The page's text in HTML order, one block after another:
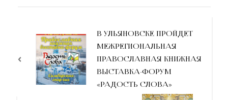
В УЛЬЯНОВСКЕ ПРОЙДЕТ
МЕЖРЕГИОНАЛЬНАЯ
ПРАВОСЛАВНАЯ КНИЖНАЯ
ВЫСТАВКА-ФОРУМ
«РАДОСТЬ СЛОВА»